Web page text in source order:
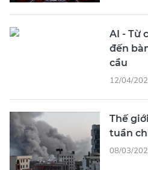
AI - Từ
đến
cầu
12/04/
Thế
tuần
08/03/